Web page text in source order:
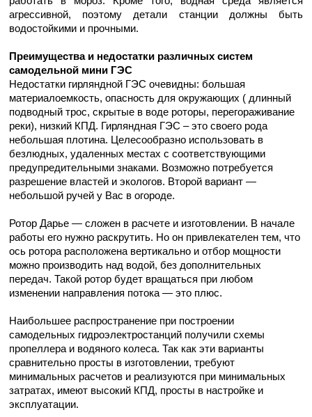
агрессивной, поэтому детали станции должны быть
водостойкими и прочными.
Преимущества и недостатки различных систем
самодельной мини ГЭС
Недостатки гирляндной ГЭС очевидны: большая
материалоемкость, опасность для окружающих ( длинный
подводный трос, скрытые в воде роторы, перегораживание
реки), низкий КПД. Гирляндная ГЭС – это своего рода
небольшая плотина. Целесообразно использовать в
безлюдных, удаленных местах с соответствующими
предупредительными знаками. Возможно потребуется
разрешение властей и экологов. Второй вариант —
небольшой ручей у Вас в огороде.
Ротор Дарье — сложен в расчете и изготовлении. В начале
работы его нужно раскрутить. Но он привлекателен тем, что
ось ротора расположена вертикально и отбор мощности
можно производить над водой, без дополнительных
передач. Такой ротор будет вращаться при любом
изменении направления потока — это плюс.
Наибольшее распространение при построении
самодельных гидроэлектростанций получили схемы
пропеллера и водяного колеса. Так как эти варианты
сравнительно просты в изготовлении, требуют
минимальных расчетов и реализуются при минимальных
затратах, имеют высокий КПД, просты в настройке и
эксплуатации.